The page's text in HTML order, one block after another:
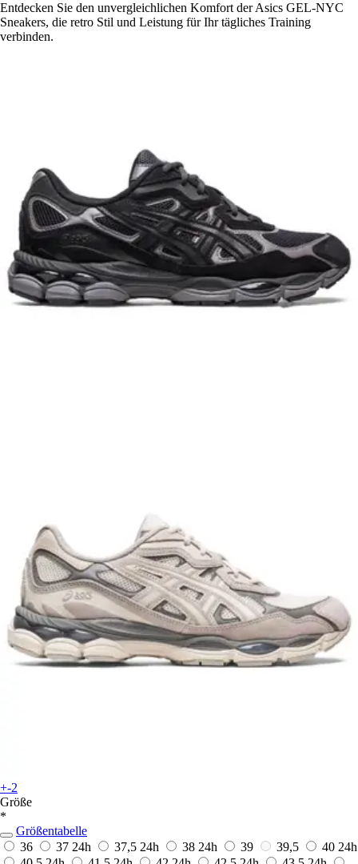
Entdecken Sie den unvergleichlichen Komfort der Asics GEL-NYC
Sneakers, die retro Stil und Leistung für Ihr tägliches Training
verbinden.
+-2
Größe
*
Größentabelle
36
37 24h 37,5 24h 38 24h 39 39,5 40 24h